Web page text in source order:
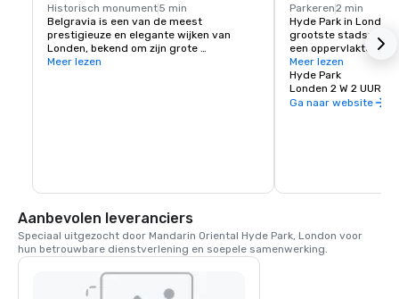
Historisch monument5 min
Belgravia is een van de meest
prestigieuze en elegante wijken van
Londen, bekend om zijn grote
Georgiaanse herenhuizen, tuinpleinen en
Meer lezen
Parkeren2 min
Hyde Park in Londen
grootste
een oppervlakte van
dan 4.000 bomen.
zwemmen, varen,
zijn velden voor
tennisbanen,
monumenten, zoals
je op zondag op pad
Speaker's Corner
Meer lezen
Hyde Park
Londen 2 W 2 UUR
Ga naar website
Aanbevolen leveranciers
Speciaal uitgezocht door Mandarin Oriental Hyde Park, London voor
hun betrouwbare dienstverlening en soepele samenwerking.